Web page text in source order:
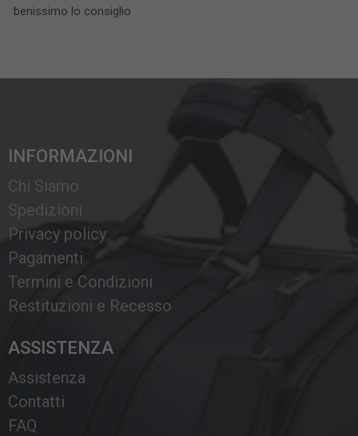
benissimo lo consiglio
INFORMAZIONI
Chi Siamo
Spedizioni
Privacy policy
Pagamenti
Termini e Condizioni
Restituzioni e Recesso
ASSISTENZA
Assistenza
Contatti
FAQ